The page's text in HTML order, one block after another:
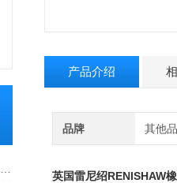
产品介绍
品牌 其他
英国雷尼绍RENISHAW